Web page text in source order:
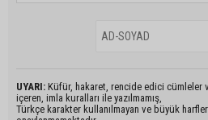
UYARI: Küfür, hakaret, rencide edici cümleler
içeren, imla kuralları ile yazılmamış,
Türkçe karakter kullanılmayan ve büyük